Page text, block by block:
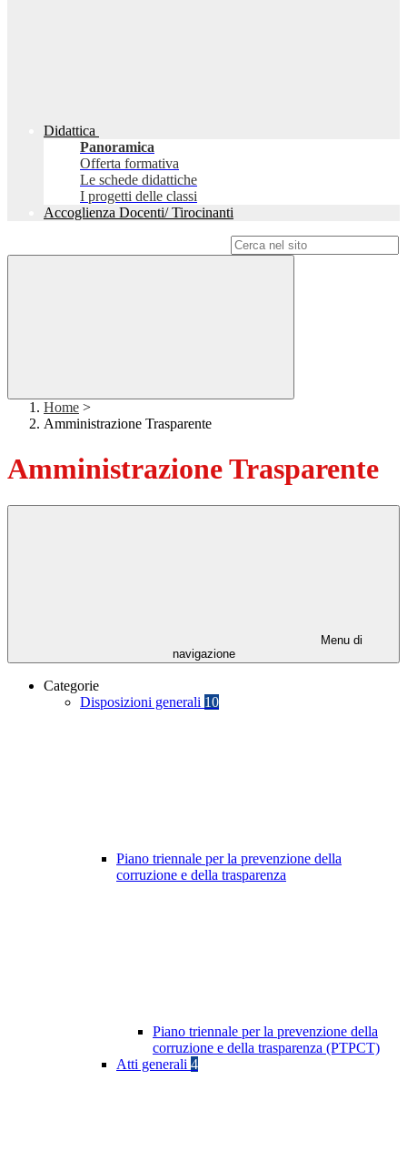
Didattica
Panoramica
Offerta formativa
Le schede didattiche
I progetti delle classi
Accoglienza Docenti/ Tirocinanti
Home >
Amministrazione Trasparente
Amministrazione Trasparente
Menu di
navigazione
Categorie
Disposizioni generali 10
Piano triennale per la prevenzione della
corruzione e della trasparenza
Piano triennale per la prevenzione della
corruzione e della trasparenza (PTPCT)
Atti generali 4